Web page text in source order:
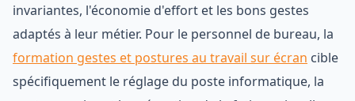
invariantes, l'économie d'effort et les bons gestes
adaptés à leur métier. Pour le personnel de bureau, la
formation gestes et postures au travail sur écran cible
spécifiquement le réglage du poste informatique, la